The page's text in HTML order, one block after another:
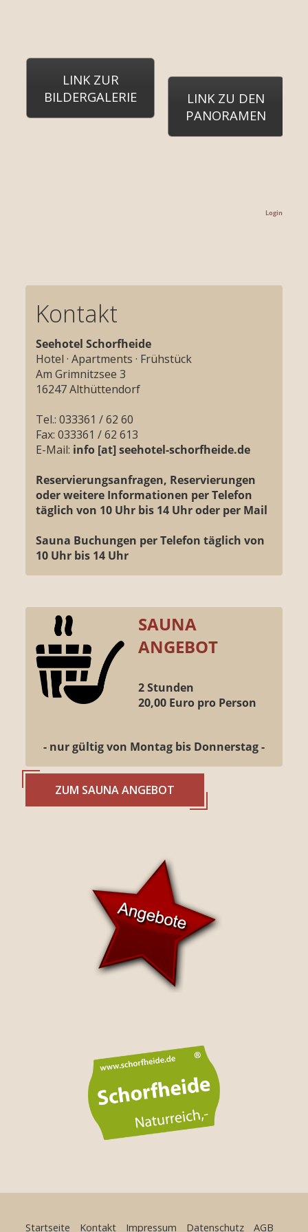
LINK ZUR
BILDERGALERIE
LINK ZU DEN
PANORAMEN
Login
Kontakt
Seehotel Schorfheide
Hotel · Apartments · Frühstück
Am Grimnitzsee 3
16247 Althüttendorf
Tel.: 033361 / 62 60
Fax: 033361 / 62 613
E-Mail: info [at] seehotel-schorfheide.de
Reservierungsanfragen, Reservierungen
oder weitere Informationen per Telefon
täglich von 10 Uhr bis 14 Uhr oder per Mail
Sauna Buchungen per Telefon täglich von
10 Uhr bis 14 Uhr
SAUNA
ANGEBOT
2 Stunden
20,00 Euro pro Person
- nur gültig von Montag bis Donnerstag -
ZUM SAUNA ANGEBOT
Startseite Kontakt Impressum Datenschutz AGB